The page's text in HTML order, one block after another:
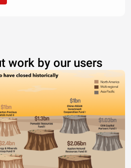
work by our users